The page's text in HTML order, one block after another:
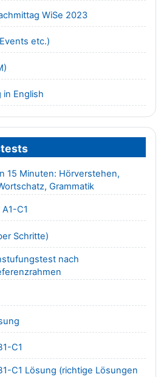
WiSe 2023
etc.)
in English
15 Minuten: Hörverstehen,
GrammatikLink/URL
C1
Schritte)
nach
C1
C1 Lösung (richtige Lösungen